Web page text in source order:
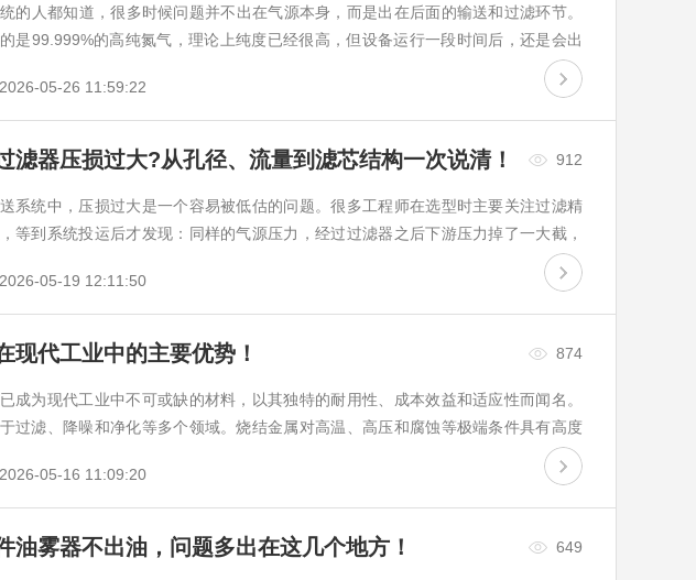
的人都知道，很多时候问题并不出在气源本身，而是出在后面的输送和过滤环节。
是99.999%的高纯氮气，理论上纯度已经很高，但设备运行一段时间后，还是会出
2026-05-26 11:59:22
滤器压损过大?从孔径、流量到滤芯结构一次说清！ 912
系统中，压损过大是一个容易被低估的问题。很多工程师在选型时主要关注过滤精
等到系统投运后才发现：同样的气源压力，经过过滤器之后下游压力掉了一大截，
2026-05-19 12:11:50
现代工业中的主要优势！ 874
成为现代工业中不可或缺的材料，以其独特的耐用性、成本效益和适应性而闻名。
过滤、降噪和净化等多个领域。烧结金属对高温、高压和腐蚀等极端条件具有高度
2026-05-16 11:09:20
油雾器不出油，问题多出在这几个地方！ 649